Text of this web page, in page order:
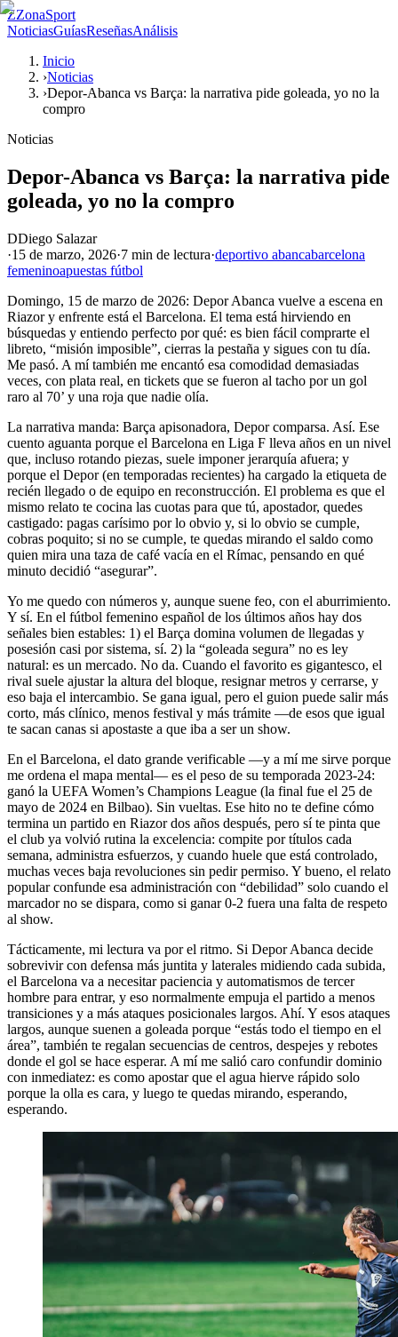
ZZonaSport
NoticiasGuíasReseñasAnálisis
Inicio
›Noticias
›Depor-Abanca vs Barça: la narrativa pide goleada, yo no la
compro
Noticias
Depor-Abanca vs Barça: la narrativa pide
goleada, yo no la compro
DDiego Salazar
·15 de marzo, 2026·7 min de lectura·deportivo abancabarcelona
femeninoapuestas fútbol
Domingo, 15 de marzo de 2026: Depor Abanca vuelve a escena en
Riazor y enfrente está el Barcelona. El tema está hirviendo en
búsquedas y entiendo perfecto por qué: es bien fácil comprarte el
libreto, “misión imposible”, cierras la pestaña y sigues con tu día.
Me pasó. A mí también me encantó esa comodidad demasiadas
veces, con plata real, en tickets que se fueron al tacho por un gol
raro al 70’ y una roja que nadie olía.
La narrativa manda: Barça apisonadora, Depor comparsa. Así. Ese
cuento aguanta porque el Barcelona en Liga F lleva años en un nivel
que, incluso rotando piezas, suele imponer jerarquía afuera; y
porque el Depor (en temporadas recientes) ha cargado la etiqueta de
recién llegado o de equipo en reconstrucción. El problema es que el
mismo relato te cocina las cuotas para que tú, apostador, quedes
castigado: pagas carísimo por lo obvio y, si lo obvio se cumple,
cobras poquito; si no se cumple, te quedas mirando el saldo como
quien mira una taza de café vacía en el Rímac, pensando en qué
minuto decidió “asegurar”.
Yo me quedo con números y, aunque suene feo, con el aburrimiento.
Y sí. En el fútbol femenino español de los últimos años hay dos
señales bien estables: 1) el Barça domina volumen de llegadas y
posesión casi por sistema, sí. 2) la “goleada segura” no es ley
natural: es un mercado. No da. Cuando el favorito es gigantesco, el
rival suele ajustar la altura del bloque, resignar metros y cerrarse, y
eso baja el intercambio. Se gana igual, pero el guion puede salir más
corto, más clínico, menos festival y más trámite —de esos que igual
te sacan canas si apostaste a que iba a ser un show.
En el Barcelona, el dato grande verificable —y a mí me sirve porque
me ordena el mapa mental— es el peso de su temporada 2023-24:
ganó la UEFA Women’s Champions League (la final fue el 25 de
mayo de 2024 en Bilbao). Sin vueltas. Ese hito no te define cómo
termina un partido en Riazor dos años después, pero sí te pinta que
el club ya volvió rutina la excelencia: compite por títulos cada
semana, administra esfuerzos, y cuando huele que está controlado,
muchas veces baja revoluciones sin pedir permiso. Y bueno, el relato
popular confunde esa administración con “debilidad” solo cuando el
marcador no se dispara, como si ganar 0-2 fuera una falta de respeto
al show.
Tácticamente, mi lectura va por el ritmo. Si Depor Abanca decide
sobrevivir con defensa más juntita y laterales midiendo cada subida,
el Barcelona va a necesitar paciencia y automatismos de tercer
hombre para entrar, y eso normalmente empuja el partido a menos
transiciones y a más ataques posicionales largos. Ahí. Y esos ataques
largos, aunque suenen a goleada porque “estás todo el tiempo en el
área”, también te regalan secuencias de centros, despejes y rebotes
donde el gol se hace esperar. A mí me salió caro confundir dominio
con inmediatez: es como apostar que el agua hierve rápido solo
porque la olla es cara, y luego te quedas mirando, esperando,
esperando.